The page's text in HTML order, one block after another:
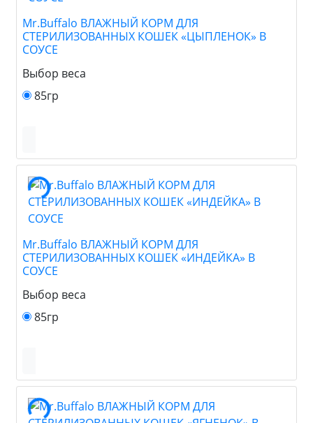
Mr.Buffalo ВЛАЖНЫЙ КОРМ ДЛЯ
СТЕРИЛИЗОВАННЫХ КОШЕК «ЦЫПЛЕНОК» В
СОУСЕ
Выбор веса
85гр
Mr.Buffalo ВЛАЖНЫЙ КОРМ ДЛЯ
СТЕРИЛИЗОВАННЫХ КОШЕК «ИНДЕЙКА» В
СОУСЕ
Выбор веса
85гр